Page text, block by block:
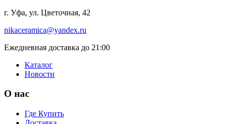
г. Уфа, ул. Цветочная, 42
nikaceramica@yandex.ru
Ежедневная доставка до 21:00
Каталог
Новости
О нас
Где Купить